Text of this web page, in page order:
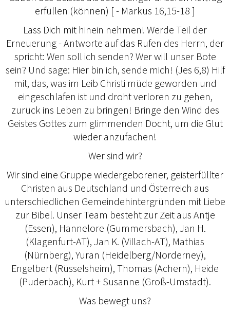
erfüllen (können) [ - Markus 16,15-18 ]
Lass Dich mit hinein nehmen! Werde Teil der
Erneuerung - Antworte auf das Rufen des Herrn, der
spricht: Wen soll ich senden? Wer will unser Bote
sein? Und sage: Hier bin ich, sende mich! (Jes 6,8) Hilf
mit, das, was im Leib Christi müde geworden und
eingeschlafen ist und droht verloren zu gehen,
zurück ins Leben zu bringen! Bringe den Wind des
Geistes Gottes zum glimmenden Docht, um die Glut
wieder anzufachen!
Wer sind wir?
Wir sind eine Gruppe wiedergeborener, geisterfüllter
Christen aus Deutschland und Österreich aus
unterschiedlichen Gemeindehintergründen mit Liebe
zur Bibel. Unser Team besteht zur Zeit aus Antje
(Essen), Hannelore (Gummersbach), Jan H.
(Klagenfurt-AT), Jan K. (Villach-AT), Mathias
(Nürnberg), Yuran (Heidelberg/Norderney),
Engelbert (Rüsselsheim), Thomas (Achern), Heide
(Puderbach), Kurt + Susanne (Groß-Umstadt).
Was bewegt uns?